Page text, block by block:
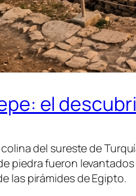
el
del sureste de
piedra fueron
las pirámides de Egipto.